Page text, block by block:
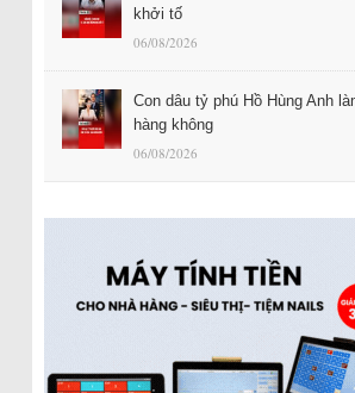
khởi tố
06/08/2026
Con dâu tỷ phú Hồ Hùng Anh
hàng không
06/08/2026